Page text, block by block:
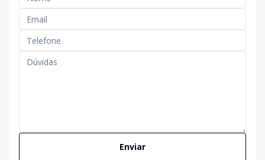
Enviar